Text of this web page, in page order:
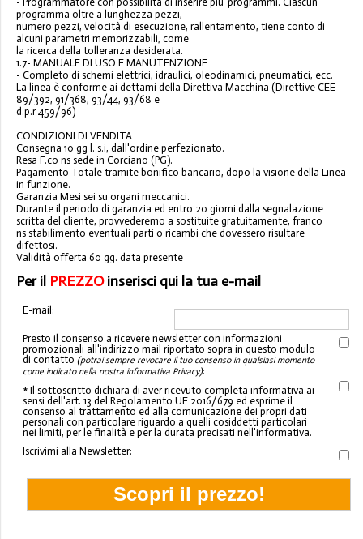
programma oltre a lunghezza pezzi,
numero pezzi, velocità di esecuzione, ral lentamento, tiene conto di
alcuni parametri memorizzabili, come
la ricerca della tolleranza desiderata.
1.7- MANUALE DI USO E MANUTENZIONE
- Completo di schemi elettrici, idraulici, oleodinamici, pneumatici, ecc.
La linea è conforme ai dettami della Direttiva Macchina (Direttive CEE
89/392, 91/368, 93/44, 93/68 e
d.p.r 459/96)
CONDIZIONI DI VENDITA
Consegna 10 gg l. s.i, dall'ordine perfezionato.
Resa F.co ns sede in Corciano (PG).
Pagamento Totale tramite bonifico bancario, dopo la visione della Linea
in funzione.
Garanzia Mesi sei su organi meccanici.
Durante il periodo di garanzia ed entro 20 giorni dalla segnalazione
scritta del cliente, provvederemo a sostituite gratuitamente, franco
ns stabilimento eventuali parti o ricambi che dovessero risultare
difettosi.
Validità offerta 60 gg. data presente
Per il PREZZOinserisci qui la tua e-mail
E-mail:
Presto il consenso a ricevere newsletter con informazioni
promozionali all'indirizzo mail riportato sopra in questo modulo
di contatto (potrai sempre revocare il tuo consenso in qualsiasi momento
come indicato nella nostra informativa Privacy):
* Il sottoscritto dichiara di aver ricevuto completa informativa ai
sensi dell'art. 13 del Regolamento UE 2016/679 ed esprime il
consenso al trattamento ed alla comunicazione dei propri dati
personali con particolare riguardo a quelli cosiddetti particolari
nei limiti, per le finalità e per la durata precisati nell'informativa.
Iscrivimi alla Newsletter: